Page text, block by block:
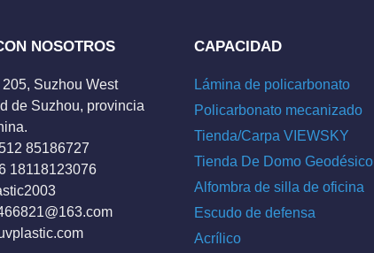
NOSOTROS
Suzhou West
de Suzhou, provincia
85186727
18118123076
CAPACIDAD
Lámina de policarbonato
Policarbonato mecanizado
Tienda/Carpa VIEWSKY
Tienda De Domo Geodésico
Alfombra de silla de oficina
Escudo de defensa
Acrílico